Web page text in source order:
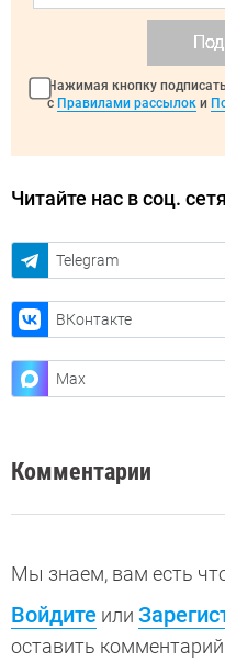
Нажимая кнопку
с Правилами рассылок и
Читайте нас в соц.
Telegram
ВКонтакте
Max
Комментарии
Мы знаем, вам есть
Войдите или
оставить комментарий